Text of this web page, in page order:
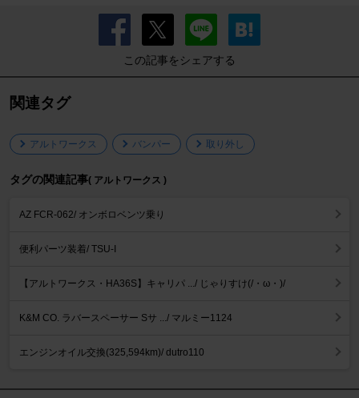
この記事をシェアする
関連タグ
アルトワークス バンパー 取り外し
タグの関連記事( アルトワークス )
AZ FCR-062/ オンボロベンツ乗り
便利パーツ装着/ TSU-I
【アルトワークス・HA36S】キャリパ .../ じゃりすけ(/・ω・)/
K&M CO. ラバースペーサー Sサ .../ マルミー1124
エンジンオイル交換(325,594km)/ dutro110